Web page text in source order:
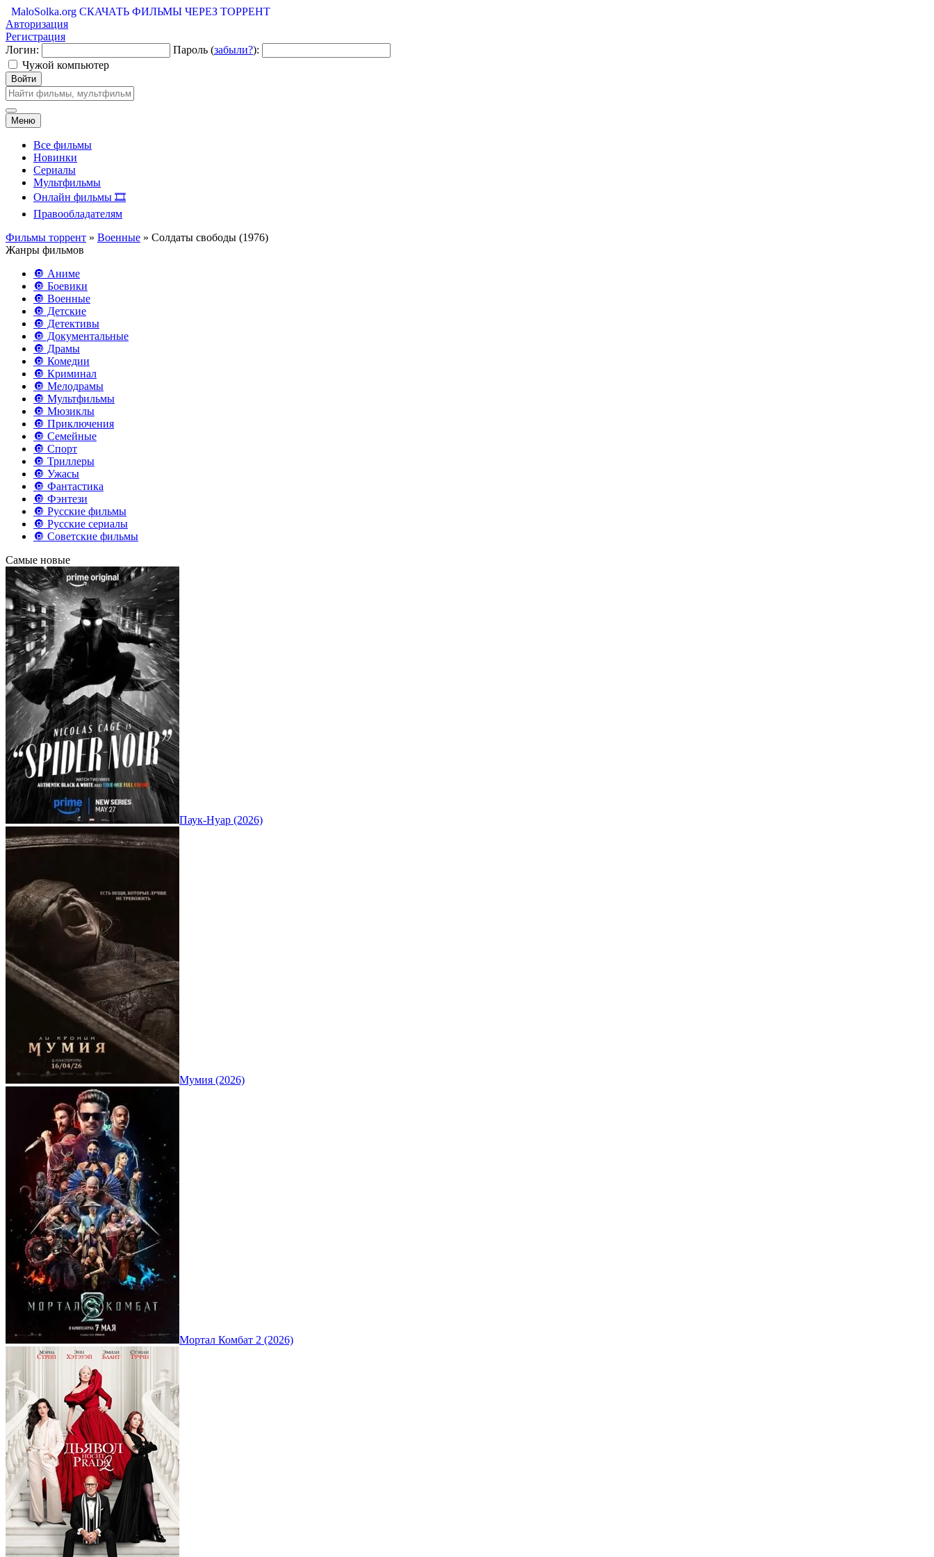
MaloSolka.org СКАЧАТЬ ФИЛЬМЫ ЧЕРЕЗ ТОРРЕНТ
Авторизация
Регистрация
Логин:
Пароль (забыли?):
Чужой компьютер
Войти
Меню
Все фильмы
Новинки
Сериалы
Мультфильмы
Онлайн фильмы 🎞️
Правообладателям
Фильмы торрент » Военные » Солдаты свободы (1976)
Жанры фильмов
🔘 Аниме
🔘 Боевики
🔘 Военные
🔘 Детские
🔘 Детективы
🔘 Документальные
🔘 Драмы
🔘 Комедии
🔘 Криминал
🔘 Мелодрамы
🔘 Мультфильмы
🔘 Мюзиклы
🔘 Приключения
🔘 Семейные
🔘 Спорт
🔘 Триллеры
🔘 Ужасы
🔘 Фантастика
🔘 Фэнтези
🔘 Русские фильмы
🔘 Русские сериалы
🔘 Советские фильмы
Самые новые
Паук-Нуар (2026)
Мумия (2026)
Мортал Комбат 2 (2026)